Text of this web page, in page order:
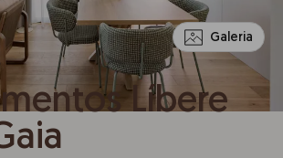
Galeria
Líbere